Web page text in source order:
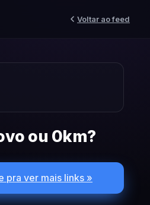
Voltar ao feed
ou 0km?
pra ver mais links »